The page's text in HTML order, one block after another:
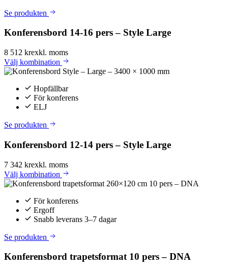
Se produkten
Konferensbord 14-16 pers – Style Large
8 512 krexkl. moms
Välj kombination
Hopfällbar
För konferens
ELJ
Se produkten
Konferensbord 12-14 pers – Style Large
7 342 krexkl. moms
Välj kombination
För konferens
Ergoff
Snabb leverans 3–7 dagar
Se produkten
Konferensbord trapetsformat 10 pers – DNA